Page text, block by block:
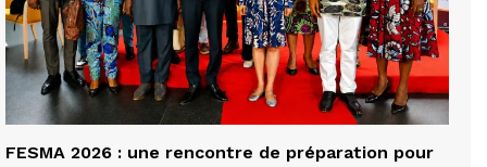
FESMA 2026 : une rencontre de préparation pour